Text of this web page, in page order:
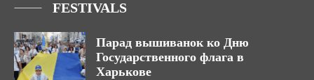
FESTIVALS
Парад вышиванок ко Дню
Государственного флага в
Харькове